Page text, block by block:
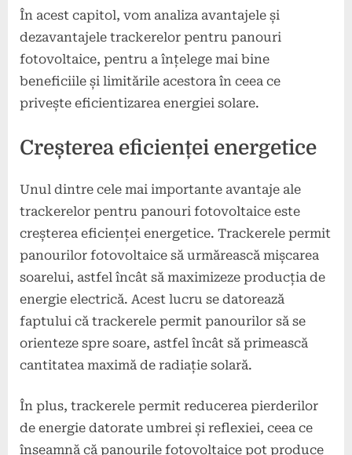
În acest capitol, vom analiza avantajele și
dezavantajele trackerelor pentru panouri
fotovoltaice, pentru a înțelege mai bine
beneficiile și limitările acestora în ceea ce
privește eficientizarea energiei solare.
Creșterea eficienței energetice
Unul dintre cele mai importante avantaje ale
trackerelor pentru panouri fotovoltaice este
creșterea eficienței energetice. Trackerele permit
panourilor fotovoltaice să urmărească mișcarea
soarelui, astfel încât să maximizeze producția de
energie electrică. Acest lucru se datorează
faptului că trackerele permit panourilor să se
orienteze spre soare, astfel încât să primească
cantitatea maximă de radiație solară.
În plus, trackerele permit reducerea pierderilor
de energie datorate umbrei și reflexiei, ceea ce
înseamnă că panourile fotovoltaice pot produce